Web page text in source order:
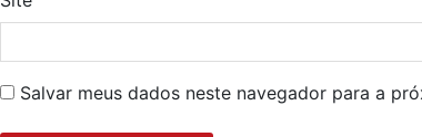
Salvar meus dados neste navegador para a